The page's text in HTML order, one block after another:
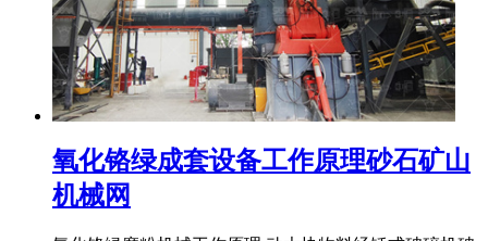
氧化铬绿成套设备工作原理砂石矿山
机械网